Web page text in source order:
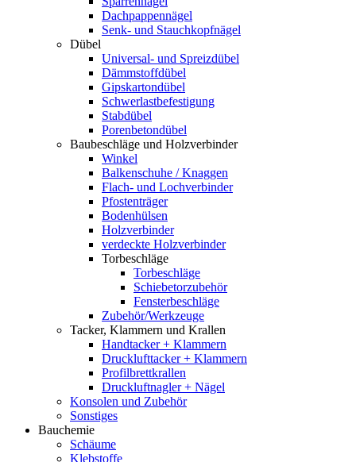
Dachpappennägel
Senk- und Stauchkopfnägel
Dübel
Universal- und Spreizdübel
Dämmstoffdübel
Gipskartondübel
Schwerlastbefestigung
Stabdübel
Porenbetondübel
Baubeschläge und Holzverbinder
Winkel
Balkenschuhe / Knaggen
Flach- und Lochverbinder
Pfostenträger
Bodenhülsen
Holzverbinder
verdeckte Holzverbinder
Torbeschläge
Torbeschläge
Schiebetorzubehör
Fensterbeschläge
Zubehör/Werkzeuge
Tacker, Klammern und Krallen
Handtacker + Klammern
Drucklufttacker + Klammern
Profilbrettkrallen
Druckluftnagler + Nägel
Konsolen und Zubehör
Sonstiges
Bauchemie
Schäume
Klebstoffe